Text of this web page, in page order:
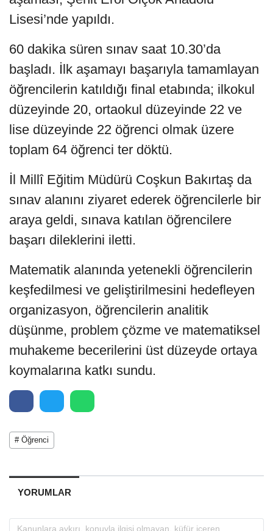
Lisesi’nde yapıldı.
60 dakika süren sınav saat 10.30’da
başladı. İlk aşamayı başarıyla tamamlayan
öğrencilerin katıldığı final etabında; ilkokul
düzeyinde 20, ortaokul düzeyinde 22 ve
lise düzeyinde 22 öğrenci olmak üzere
toplam 64 öğrenci ter döktü.
İl Millî Eğitim Müdürü Coşkun Bakırtaş da
sınav alanını ziyaret ederek öğrencilerle bir
araya geldi, sınava katılan öğrencilere
başarı dileklerini iletti.
Matematik alanında yetenekli öğrencilerin
keşfedilmesi ve geliştirilmesini hedefleyen
organizasyon, öğrencilerin analitik
düşünme, problem çözme ve matematiksel
muhakeme becerilerini üst düzeyde ortaya
koymalarına katkı sundu.
# Öğrenci
YORUMLAR